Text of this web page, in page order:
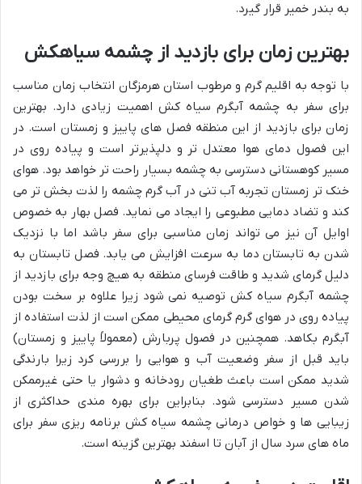
به بندر خمیر قرار گیرد.
بهترین زمان برای بازدید از چشمه سیاهکش
با توجه به اقلیم گرم و مرطوب استان هرمزگان انتخاب زمان مناسب
برای سفر به چشمه آبگرم سیاه کش اهمیت زیادی دارد. بهترین
زمان برای بازدید از این منطقه فصل های پاییز و زمستان است. در
این فصول دمای هوا معتدل تر و دلپذیرتر است و پیاده روی در
مسیر کوهستانی دسترسی به چشمه بسیار راحت تر خواهد بود. هوای
خنک تر زمستان تجربه آب تنی در آب گرم چشمه را لذت بخش تر می
کند و تضاد دمایی مطبوعی را ایجاد می نماید. فصل بهار به خصوص
اوایل آن نیز می تواند زمان مناسبی برای سفر باشد اما با نزدیک
شدن به تابستان دما به سرعت افزایش می یابد. فصل تابستان به
دلیل گرمای شدید و طاقت فرسای منطقه به هیچ وجه برای بازدید از
چشمه آبگرم سیاه کش توصیه نمی شود زیرا علاوه بر سخت بودن
پیاده روی در هوای گرم گرمای محیطی ممکن است از لذت استفاده از
آبگرم بکاهد. همچنین در فصول پربارش (معمولاً پاییز و زمستان)
باید قبل از سفر وضعیت آب و هوایی را بررسی کرد زیرا بارندگی
شدید ممکن است باعث طغیان رودخانه و دشوار یا حتی غیرممکن
شدن مسیر دسترسی شود. بنابراین برای بهره مندی حداکثری از
زیبایی ها و خواص درمانی چشمه سیاه کش برنامه ریزی سفر برای
ماه های سرد سال از آبان تا اسفند بهترین گزینه است.